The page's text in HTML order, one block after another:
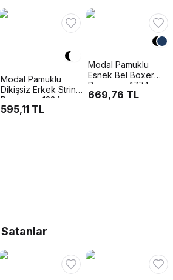
Modal Pamuklu
Dikişsiz Erkek String
Doreanse 1334
595,11 TL
Modal Pamuklu
Esnek Bel Boxer
Doreanse 1774
669,76 TL